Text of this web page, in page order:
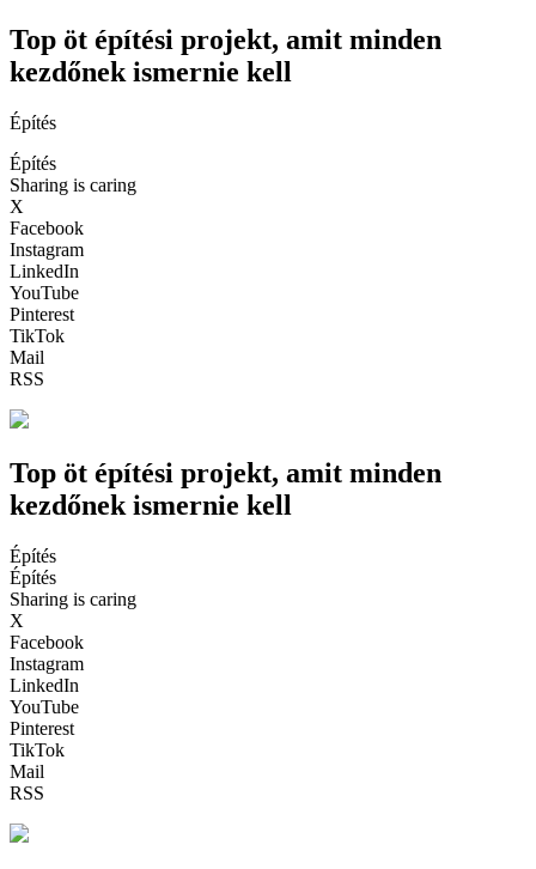
Top öt építési projekt, amit minden
kezdőnek ismernie kell
Építés
Építés
Sharing is caring
X
Facebook
Instagram
LinkedIn
YouTube
Pinterest
TikTok
Mail
RSS
Top öt építési projekt, amit minden
kezdőnek ismernie kell
Építés
Építés
Sharing is caring
X
Facebook
Instagram
LinkedIn
YouTube
Pinterest
TikTok
Mail
RSS